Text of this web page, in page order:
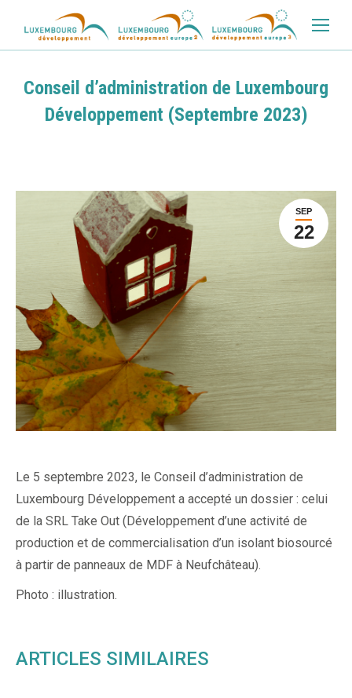
Conseil d’administration de Luxembourg
Développement (Septembre 2023)
SEP
22
Le 5 septembre 2023, le Conseil d’administration de
Luxembourg Développement a accepté un dossier : celui
de la SRL Take Out (Développement d’une activité de
production et de commercialisation d’un isolant biosourcé
à partir de panneaux de MDF à Neufchâteau).
Photo : illustration.
ARTICLES SIMILAIRES